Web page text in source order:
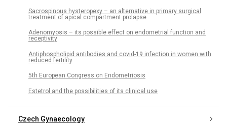
Sacrospinous hysteropexy – an alternative in primary surgical
treatment of apical compartment prolapse
Adenomyosis – its possible effect on endometrial function and
receptivity
Antiphospholipid antibodies and covid-19 infection in women with
reduced fertility
5th European Congress on Endometriosis
Estetrol and the possibilities of its clinical use
Czech Gynaecology